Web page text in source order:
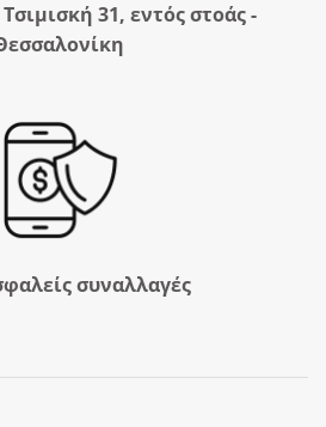
31, εντός στοάς -
συναλλαγές